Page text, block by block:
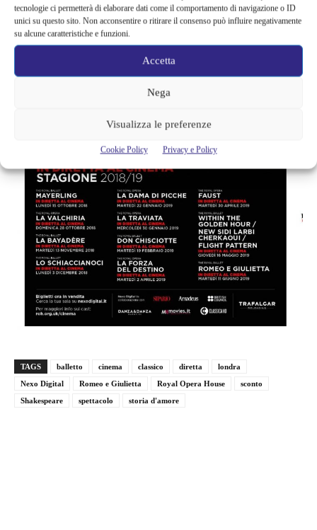
tecnologie ci permetterà di elaborare dati come il comportamento di navigazione o ID
unici su questo sito. Non acconsentire o ritirare il consenso può influire negativamente
su alcune caratteristiche e funzioni.
Accetta
Nega
Visualizza le preferenze
Cookie Policy Privacy e Policy
TAGS balletto cinema classico diretta
londra
Nexo Digital
Romeo e Giulietta Royal Opera House
sconto
Shakespeare
spettacolo storia d'amore